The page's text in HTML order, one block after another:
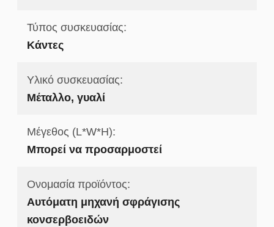
Τύπος συσκευασίας:
Κάντες
Υλικό συσκευασίας:
Μέταλλο, γυαλί
Μέγεθος (L*W*H):
Μπορεί να προσαρμοστεί
Ονομασία προϊόντος:
Αυτόματη μηχανή σφράγισης
κονσερβοειδών